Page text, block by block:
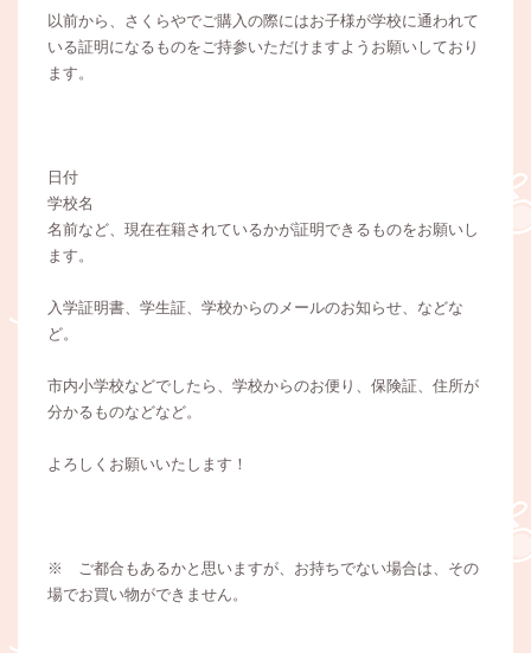
以前から、さくらやでご購入の際にはお子様が学校に通われて
いる証明になるものをご持参いただけますようお願いしており
ます。
日付
学校名
名前など、現在在籍されているかが証明できるものをお願いし
ます。
入学証明書、学生証、学校からのメールのお知らせ、などな
ど。
市内小学校などでしたら、学校からのお便り、保険証、住所が
分かるものなどなど。
よろしくお願いいたします！
※ ご都合もあるかと思いますが、お持ちでない場合は、その
場でお買い物ができません。